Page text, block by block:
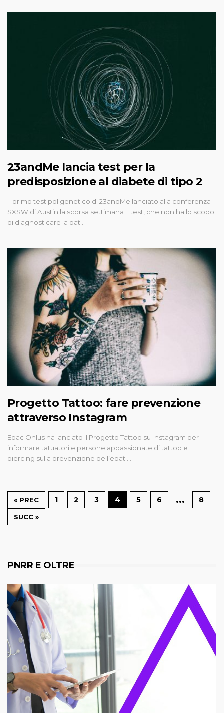
23andMe lancia test per la
predisposizione al diabete di tipo 2
Il primo test poligenetico di 23andMe lanciato alla conferenza
SXSW di Austin la scorsa settimana Il test, che non ha lo scopo
di diagnosticare la pat…
Progetto Tattoo: fare prevenzione
attraverso Instagram
Epac Onlus ha lanciato il Progetto Tattoo su Instagram per
informare tatuatori e persone appassionate di tattoo e
piercing sulla prevenzione dell’epati…
« PREC 1 2 3 4 5 6 … 8
SUCC »
PNRR E OLTRE